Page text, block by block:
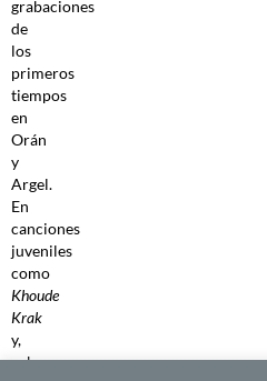
grabaciones
de
los
primeros
tiempos
en
Orán
y
Argel.
En
canciones
juveniles
como
Khoude
Krak
y,
sobre